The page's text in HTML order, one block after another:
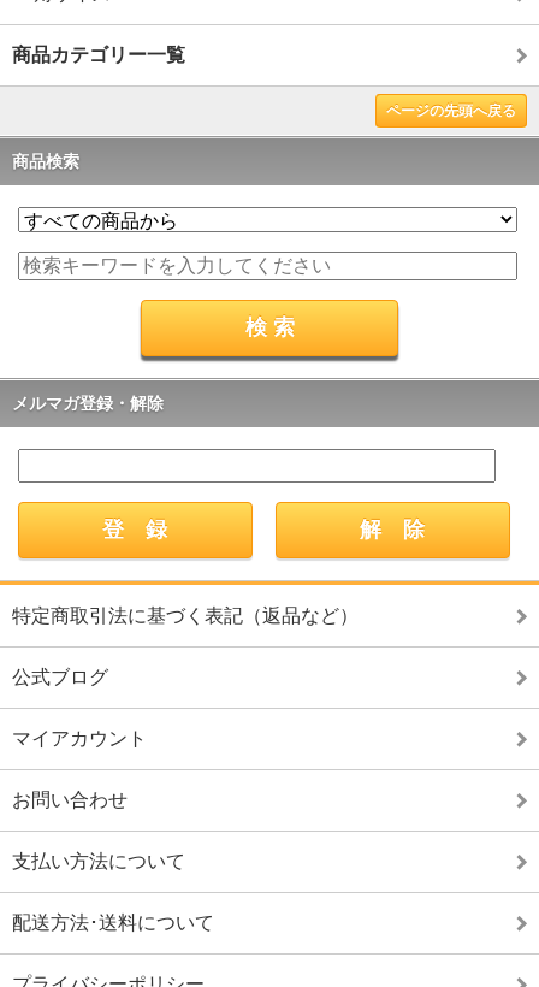
商品カテゴリー一覧
ページの先頭へ戻る
商品検索
メルマガ登録・解除
特定商取引法に基づく表記（返品など）
公式ブログ
マイアカウント
お問い合わせ
支払い方法について
配送方法･送料について